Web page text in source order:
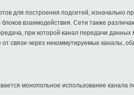
для построения подсетей, изначально
взаимодействия. Сети также
при которой канал передачи данных
связи через некоммутируемые каналы,
монопольное использование канала